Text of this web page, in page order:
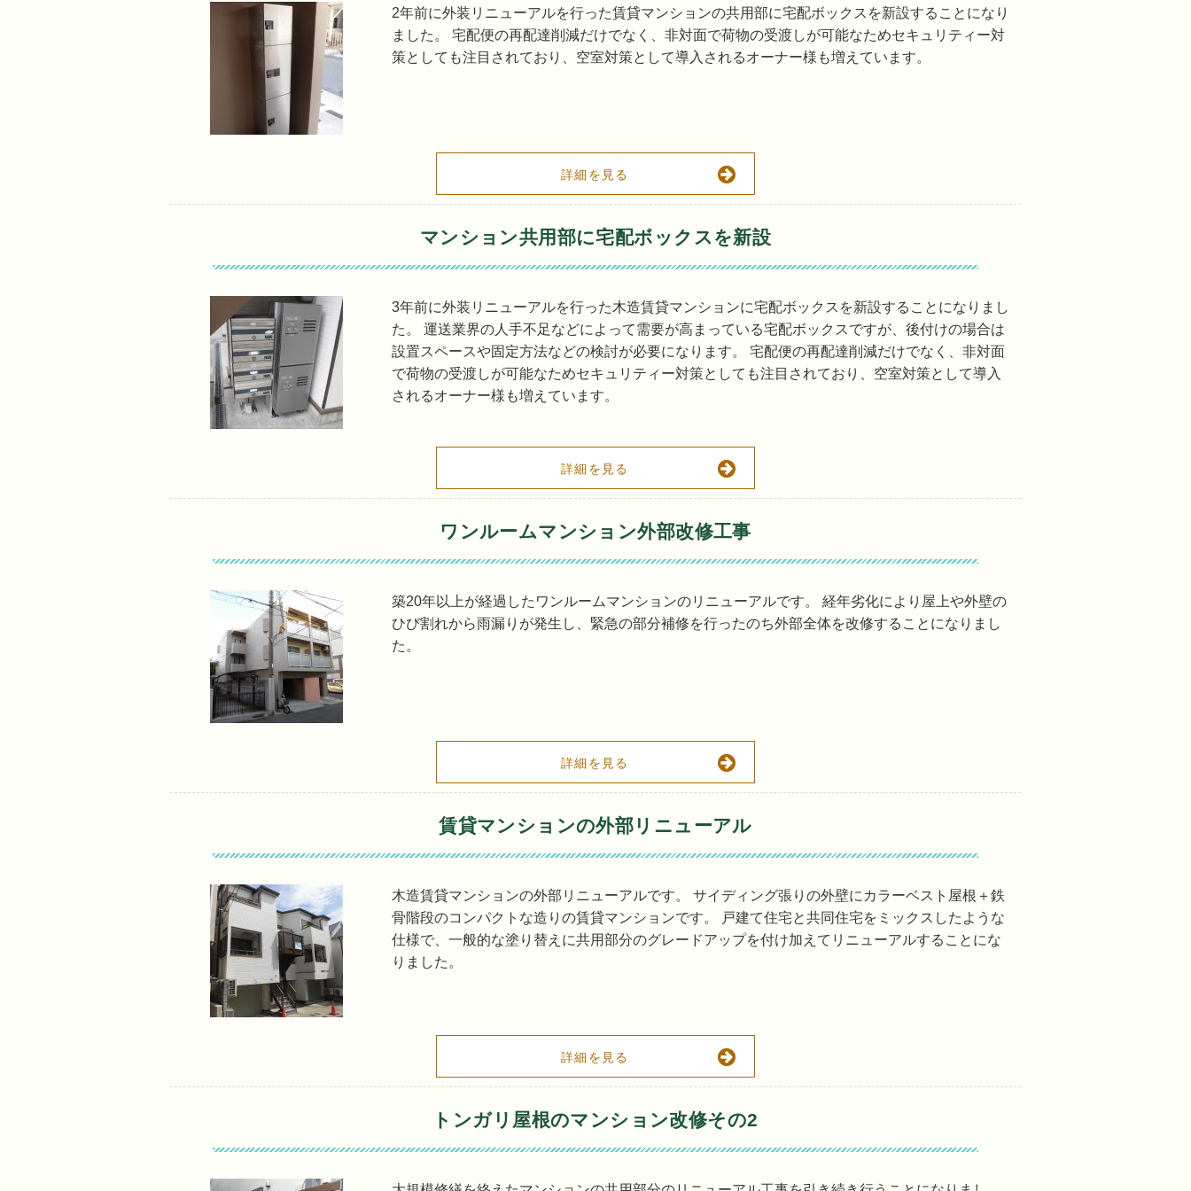
2年前に外装リニューアルを行った賃貸マンションの共用部に宅配ボックスを新設することになり
ました。 宅配便の再配達削減だけでなく、非対面で荷物の受渡しが可能なためセキュリティー対
策としても注目されており、空室対策として導入されるオーナー様も増えています。
詳細を見る
マンション共用部に宅配ボックスを新設
3年前に外装リニューアルを行った木造賃貸マンションに宅配ボックスを新設することになりまし
た。 運送業界の人手不足などによって需要が高まっている宅配ボックスですが、後付けの場合は
設置スペースや固定方法などの検討が必要になります。 宅配便の再配達削減だけでなく、非対面
で荷物の受渡しが可能なためセキュリティー対策としても注目されており、空室対策として導入
されるオーナー様も増えています。
詳細を見る
ワンルームマンション外部改修工事
築20年以上が経過したワンルームマンションのリニューアルです。 経年劣化により屋上や外壁の
ひび割れから雨漏りが発生し、緊急の部分補修を行ったのち外部全体を改修することになりまし
た。
詳細を見る
賃貸マンションの外部リニューアル
木造賃貸マンションの外部リニューアルです。 サイディング張りの外壁にカラーベスト屋根＋鉄
骨階段のコンパクトな造りの賃貸マンションです。 戸建て住宅と共同住宅をミックスしたような
仕様で、一般的な塗り替えに共用部分のグレードアップを付け加えてリニューアルすることにな
りました。
詳細を見る
トンガリ屋根のマンション改修その2